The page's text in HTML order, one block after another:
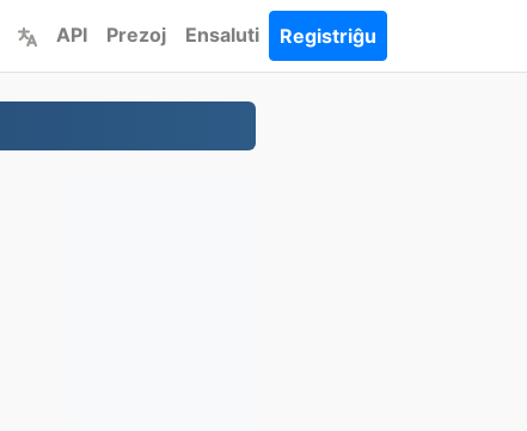
API Prezoj Ensaluti Registriĝu